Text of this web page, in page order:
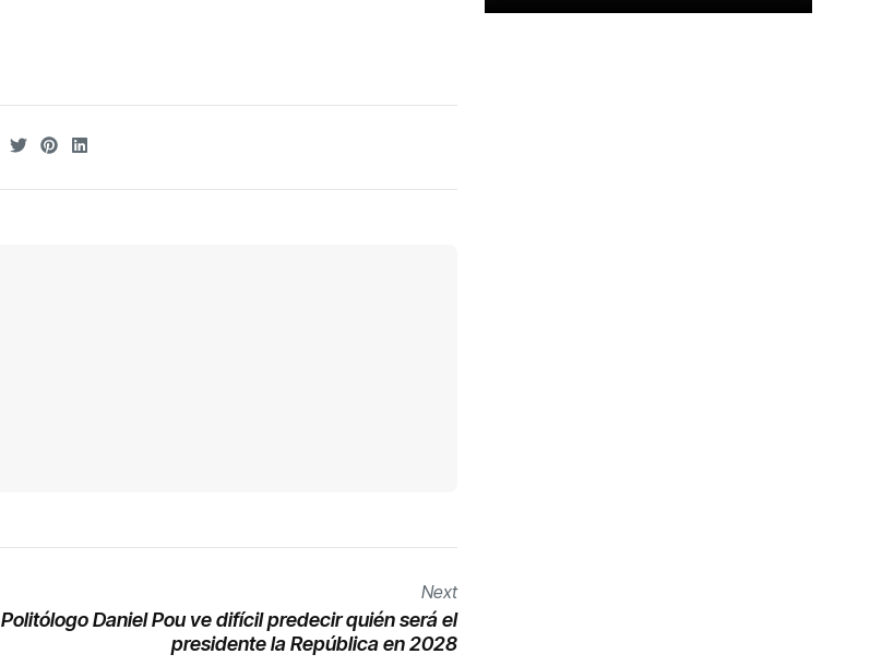
Next
Politólogo Daniel Pou ve difícil predecir quién será el
presidente la República en 2028